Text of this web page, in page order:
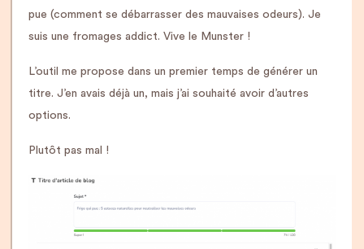
pue (comment se débarrasser des mauvaises odeurs). Je
suis une fromages addict. Vive le Munster !
L’outil me propose dans un premier temps de générer un
titre. J’en avais déjà un, mais j’ai souhaité avoir d’autres
options.
Plutôt pas mal !